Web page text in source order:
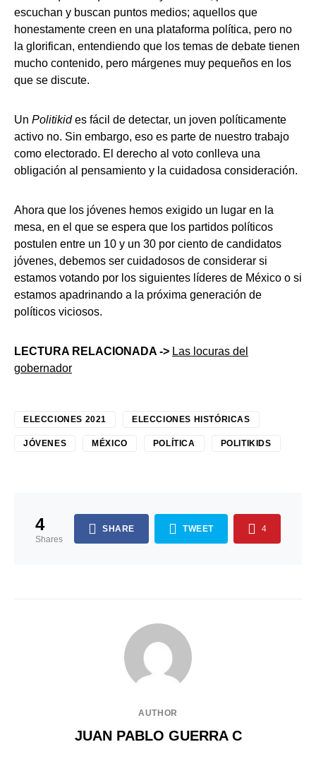
escuchan y buscan puntos medios; aquellos que
honestamente creen en una plataforma política, pero no
la glorifican, entendiendo que los temas de debate tienen
mucho contenido, pero márgenes muy pequeños en los
que se discute.
Un Politikides fácil de detectar, un joven políticamente
activo no. Sin embargo, eso es parte de nuestro trabajo
como electorado. El derecho al voto conlleva una
obligación al pensamiento y la cuidadosa consideración.
Ahora que los jóvenes hemos exigido un lugar en la
mesa, en el que se espera que los partidos políticos
postulen entre un 10 y un 30 por ciento de candidatos
jóvenes, debemos ser cuidadosos de considerar si
estamos votando por los siguientes líderes de México o si
estamos apadrinando a la próxima generación de
políticos viciosos.
LECTURA RELACIONADA -> Las locuras del
gobernador
ELECCIONES 2021 ELECCIONES HISTÓRICAS
JÓVENES MÉXICO POLÍTICA POLITIKIDS
4
Shares
SHARE TWEET 4
AUTHOR
JUAN PABLO GUERRA C